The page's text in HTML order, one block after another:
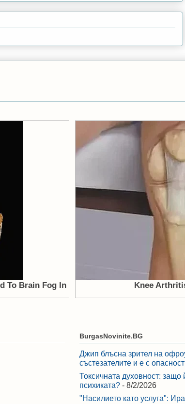
BurgasNovinite.BG
Джип блъсна зрител на
състезателите и е с
Токсичната духовност: защо
психиката? - 8/2/2026
"Насилието като услуга":